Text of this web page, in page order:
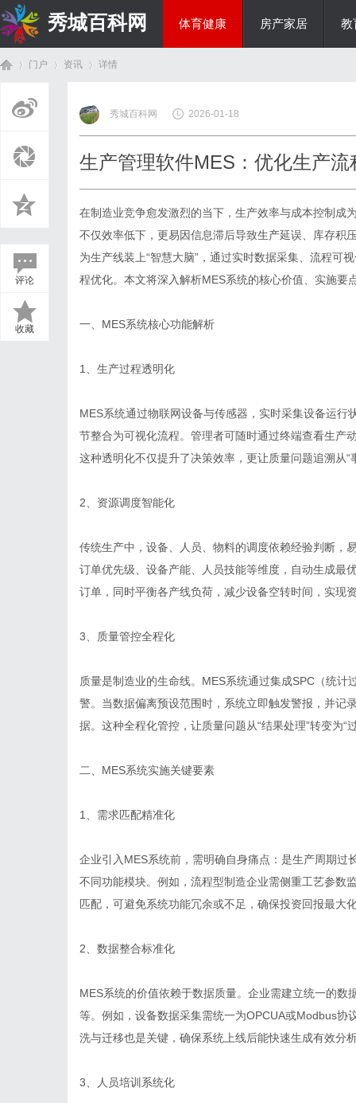
秀城百科网 体育健康 房产家居 教
门户 资讯
›
详情
评论
收藏
秀城百科网 2026-01-18
生产管理软件MES：优化生产流
在制造业竞争愈发激烈的当下，生产效率与成本控制成
不仅效率低下，更易因信息滞后导致生产延误、库存积
为生产线装上“智慧大脑”，通过实时数据采集、流程可
程优化。本文将深入解析MES系统的核心价值、实施
一、MES系统核心功能解析
1、生产过程透明化
MES系统通过物联网设备与传感器，实时采集设备运
节整合为可视化流程。管理者可随时通过终端查看生产
这种透明化不仅提升了决策效率，更让质量问题追溯从“
2、资源调度智能化
传统生产中，设备、人员、物料的调度依赖经验判断，
订单优先级、设备产能、人员技能等维度，自动生成最
订单，同时平衡各产线负荷，减少设备空转时间，实现
3、质量管控全程化
质量是制造业的生命线。MES系统通过集成SPC（统
警。当数据偏离预设范围时，系统立即触发警报，并记
据。这种全程化管控，让质量问题从“结果处理”转变为“
二、MES系统实施关键要素
1、需求匹配精准化
企业引入MES系统前，需明确自身痛点：是生产周期
不同功能模块。例如，流程型制造企业需侧重工艺参数
匹配，可避免系统功能冗余或不足，确保投资回报最大
2、数据整合标准化
MES系统的价值依赖于数据质量。企业需建立统一的
等。例如，设备数据采集需统一为OPCUA或Modbus
洗与迁移也是关键，确保系统上线后能快速生成有效分
3、人员培训系统化